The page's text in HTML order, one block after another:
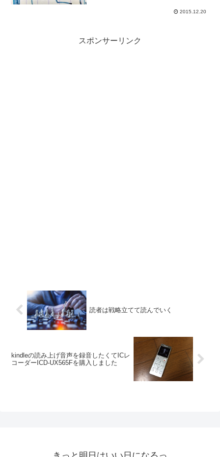
でスマホのように割引があるわけじゃな
くて。メリット少ないんですよね。格安
2015.12.20
スポンサーリンク
読者は戦略立てて読んでいく
kindleの読み上げ音声を録音したくてICレ
コーダーICD-UX565Fを購入しました